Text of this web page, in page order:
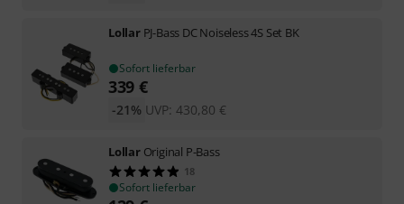
Lollar PJ-Bass DC Noiseless 4S Set BK
Sofort lieferbar
339 €
UVP: 430,80 €
-21%
Lollar Original P-Bass
18
Sofort lieferbar